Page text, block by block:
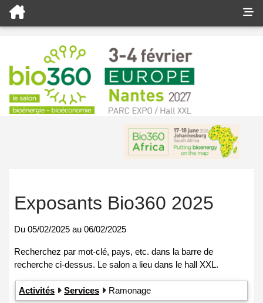
Exposants Bio360 2025
Du 05/02/2025 au 06/02/2025
Activités Services Ramonage